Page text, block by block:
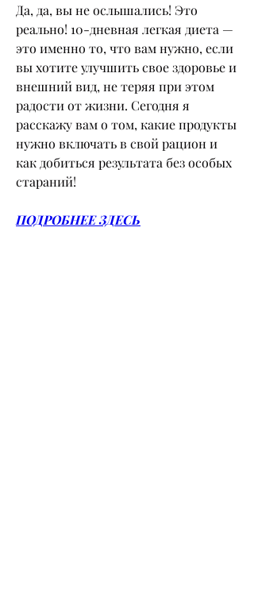
Да, да, вы не ослышались! Это
реально! 10-дневная легкая диета —
это именно то, что вам нужно, если
вы хотите улучшить свое здоровье и
внешний вид, не теряя при этом
радости от жизни. Сегодня я
расскажу вам о том, какие продукты
нужно включать в свой рацион и
как добиться результата без особых
стараний!
ПОДРОБНЕЕ ЗДЕСЬ